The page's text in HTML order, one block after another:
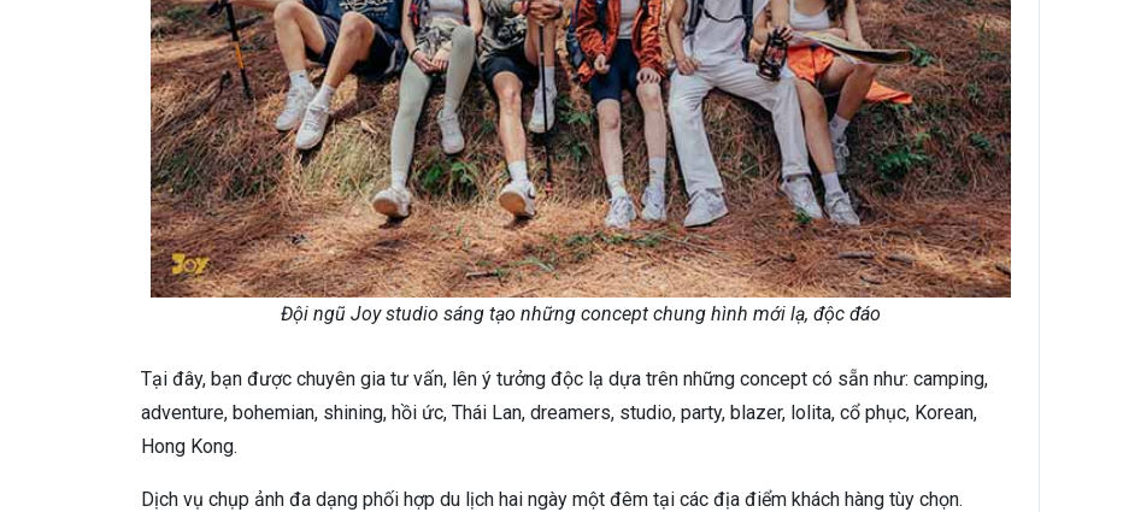
Đội ngũ Joy studio sáng tạo những concept chung hình mới lạ, độc đáo
Tại đây, bạn được chuyên gia tư vấn, lên ý tưởng độc lạ dựa trên những concept có sẵn như: camping,
adventure, bohemian, shining, hồi ức, Thái Lan, dreamers, studio, party, blazer, lolita, cổ phục, Korean,
Hong Kong.
Dịch vụ chụp ảnh đa dạng phối hợp du lịch hai ngày một đêm tại các địa điểm khách hàng tùy chọn.